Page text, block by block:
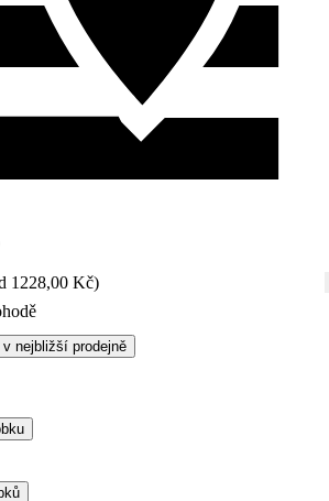
1228,00 Kč)
nejbližší prodejně